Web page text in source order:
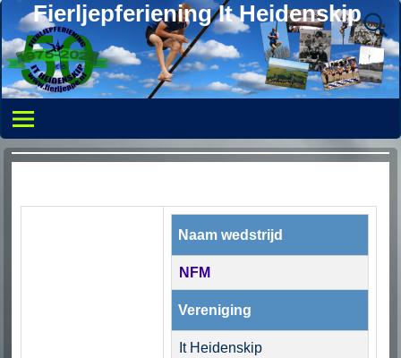
Fierljepferiening It Heidenskip
Naam wedstrijd
NFM
Vereniging
It Heidenskip